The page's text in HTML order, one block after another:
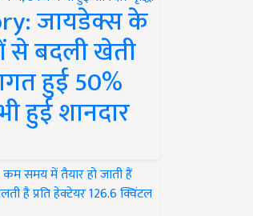
जायडेक्स के
से बदली खेती
हुई 50%
हुई शानदार